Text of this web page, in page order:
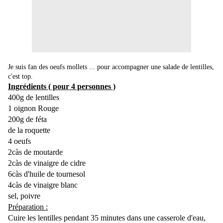
Je suis fan des oeufs mollets ... pour accompagner une salade de lentilles,
c'est top.
Ingrédients ( pour 4 personnes )
400g de lentilles
1 oignon Rouge
200g de féta
de la roquette
4 oeufs
2càs de moutarde
2càs de vinaigre de cidre
6càs d'huile de tournesol
4càs de vinaigre blanc
sel, poivre
Préparation :
Cuire les lentilles pendant 35 minutes dans une casserole d'eau,